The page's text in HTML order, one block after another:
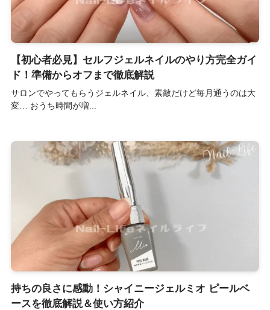
【初心者必見】セルフジェルネイルのやり方完全ガイ
ド！準備からオフまで徹底解説
サロンでやってもらうジェルネイル、素敵だけど毎月通うのは大
変… おうち時間が増...
持ちの良さに感動！シャイニージェルミオ ピールベ
ースを徹底解説＆使い方紹介